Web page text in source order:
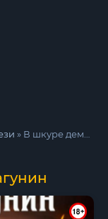
» В шкуре демона - Иван Лагунин